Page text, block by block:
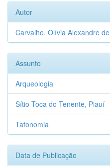
Autor
Carvalho, Olívia Alexandre de
Assunto
Arqueologia
Sítio Toca do Tenente, Piauí
Tafonomia
Data de Publicação